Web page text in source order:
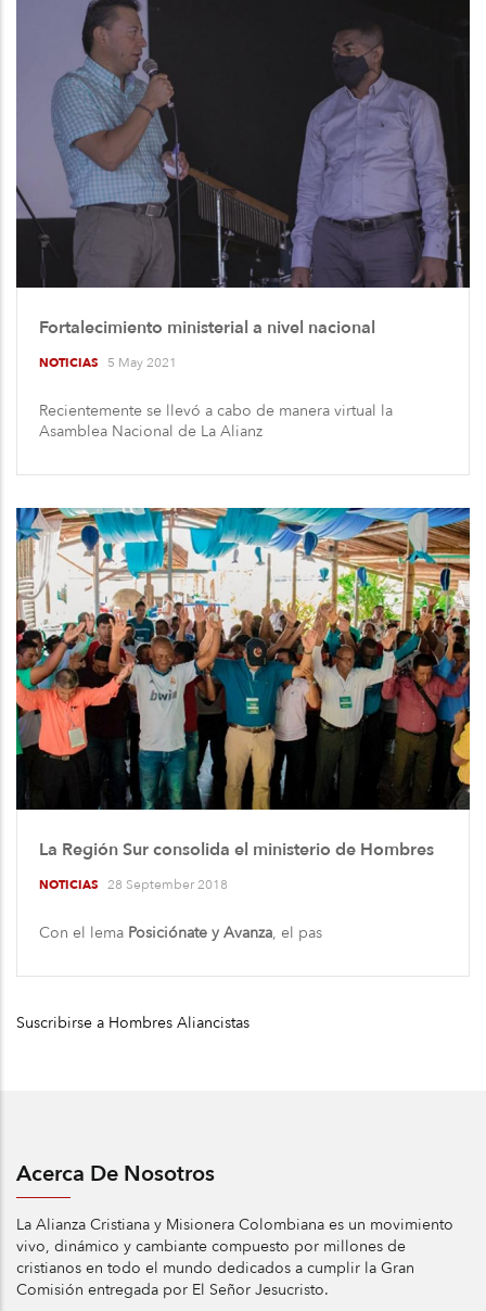
Fortalecimiento ministerial a nivel nacional
NOTICIAS 5 May 2021
Recientemente se llevó a cabo de manera virtual la
Asamblea Nacional de La Alianz
La Región Sur consolida el ministerio de Hombres
NOTICIAS 28 September 2018
Con el lema Posiciónate y Avanza, el pas
Suscribirse a Hombres Aliancistas
Acerca De Nosotros
La Alianza Cristiana y Misionera Colombiana es un movimiento
vivo, dinámico y cambiante compuesto por millones de
cristianos en todo el mundo dedicados a cumplir la Gran
Comisión entregada por El Señor Jesucristo.